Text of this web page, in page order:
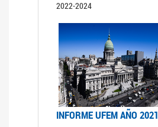
2022-2024
INFORME UFEM AÑO 2021